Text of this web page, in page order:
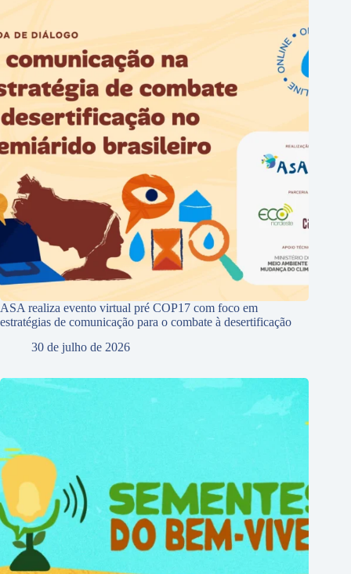
ASA realiza evento virtual pré COP17 com foco em
estratégias de comunicação para o combate à desertificação
30 de julho de 2026